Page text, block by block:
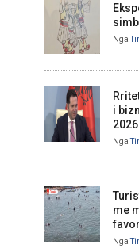
Nga
i
2026
Nga
me
Nga